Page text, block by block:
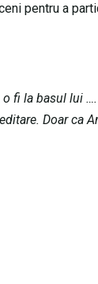
pentru a
o fi la basul lui ….
Doar ca